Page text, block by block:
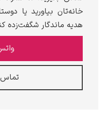
خانه‌تان بیاورید یا
هدیه ماندگار شگفت‌زده
تماس